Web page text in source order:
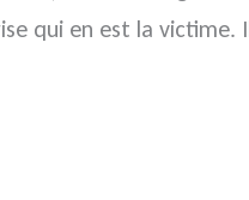
qui en est la